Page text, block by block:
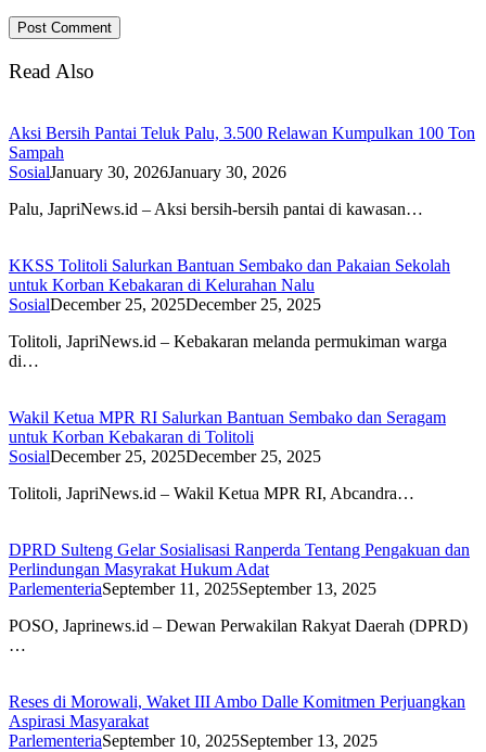
Read Also
Aksi Bersih Pantai Teluk Palu, 3.500 Relawan Kumpulkan 100 Ton
Sampah
SosialJanuary 30, 2026January 30, 2026
Palu, JapriNews.id – Aksi bersih-bersih pantai di kawasan…
KKSS Tolitoli Salurkan Bantuan Sembako dan Pakaian Sekolah
untuk Korban Kebakaran di Kelurahan Nalu
SosialDecember 25, 2025December 25, 2025
Tolitoli, JapriNews.id – Kebakaran melanda permukiman warga
di…
Wakil Ketua MPR RI Salurkan Bantuan Sembako dan Seragam
untuk Korban Kebakaran di Tolitoli
SosialDecember 25, 2025December 25, 2025
Tolitoli, JapriNews.id – Wakil Ketua MPR RI, Abcandra…
DPRD Sulteng Gelar Sosialisasi Ranperda Tentang Pengakuan dan
Perlindungan Masyrakat Hukum Adat
ParlementeriaSeptember 11, 2025September 13, 2025
POSO, Japrinews.id – Dewan Perwakilan Rakyat Daerah (DPRD)
…
Reses di Morowali, Waket III Ambo Dalle Komitmen Perjuangkan
Aspirasi Masyarakat
ParlementeriaSeptember 10, 2025September 13, 2025